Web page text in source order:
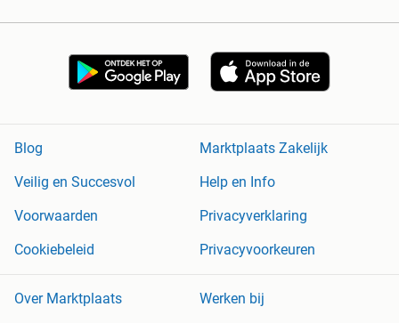
Blog
Marktplaats Zakelijk
Veilig en Succesvol
Help en Info
Voorwaarden
Privacyverklaring
Cookiebeleid
Privacyvoorkeuren
Over Marktplaats
Werken bij